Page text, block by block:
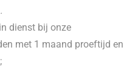
dienst bij onze
met 1 maand proeftijd en